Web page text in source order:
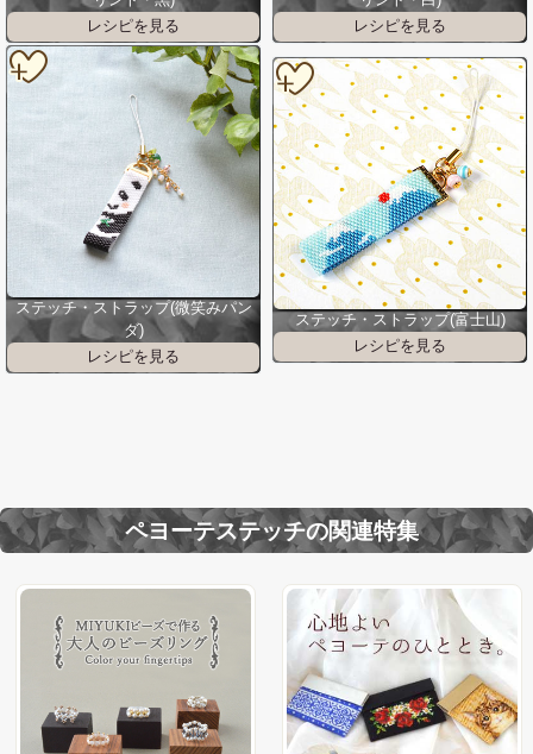
ステッチ・ストラップ(微笑みパン
ダ)
ステッチ・ストラップ(富士山)
ペヨーテステッチの関連特集